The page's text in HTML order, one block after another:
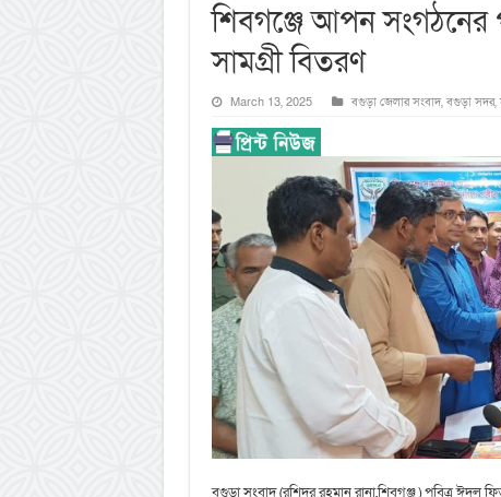
শিবগঞ্জে আপন সংগঠনের
সামগ্রী বিতরণ
March 13, 2025 বগুড়া জেলার সংবাদ,বগুড়া সদর,